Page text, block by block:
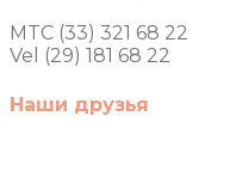
MTC (33) 321 68 22
Vel (29) 181 68 22
Наши друзья